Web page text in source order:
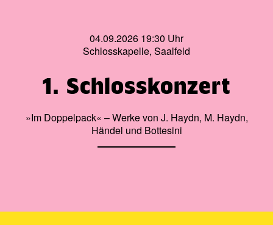
04.09.2026 19:30 Uhr
Schlosskapelle, Saalfeld
1. Schlosskonzert
»Im Doppelpack« – Werke von J. Haydn, M. Haydn,
Händel und Bottesini